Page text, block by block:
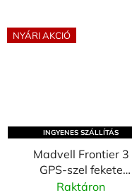
NYÁRI AKCIÓ
INGYENES SZÁLLÍTÁS
Madvell Frontier 3
GPS-szel fekete
okosóra szilikon szíjjal
Raktáron